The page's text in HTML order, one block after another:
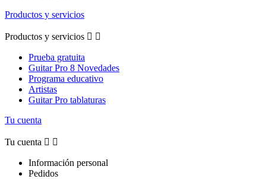
Productos y servicios
Productos y servicios  
Prueba gratuita
Guitar Pro 8 Novedades
Programa educativo
Artistas
Guitar Pro tablaturas
Tu cuenta
Tu cuenta  
Información personal
Pedidos